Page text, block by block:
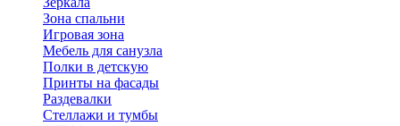
Зона спальни
Игровая зона
Мебель для санузла
Полки в детскую
Принты на фасады
Раздевалки
Стеллажи и тумбы